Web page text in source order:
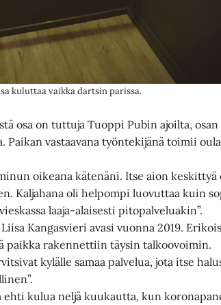
kuluttaa vaikka dartsin parissa.
osa on tuttuja Tuoppi Pubin ajoilta, osan
Paikan vastaavana työntekijänä toimii
oikeana kätenäni. Itse aion keskittyä
Kaljahana oli helpompi luovuttaa kuin
laaja-alaisesti pitopalveluakin”.
Kangasvieri avasi vuonna 2019.
paikka rakennettiin täysin talkoovoimin.
kylälle samaa palvelua, jota itse
ehti kulua neljä kuukautta, kun